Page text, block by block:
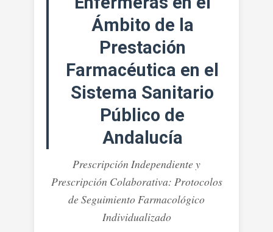
Enfermeras
En
Ámbito
De
La
Prestación
En
El
Sistema
Sanitario
Público
De
Andalucía.
Prescripción
Independiente
Ámbito de la
Prestación
Farmacéutica en el
Sistema Sanitario
Público de
Andalucía
Prescripción Independiente y
Prescripción Colaborativa: Protocolos
de Seguimiento Farmacológico
Individualizado